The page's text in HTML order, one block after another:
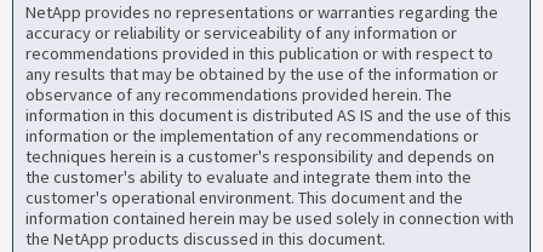
NetApp provides no representations or warranties regarding the
accuracy or reliability or serviceability of any information or
recommendations provided in this publication or with respect to
any results that may be obtained by the use of the information or
observance of any recommendations provided herein. The
information in this document is distributed AS IS and the use of this
information or the implementation of any recommendations or
techniques herein is a customer's responsibility and depends on
the customer's ability to evaluate and integrate them into the
customer's operational environment. This document and the
information contained herein may be used solely in connection with
the NetApp products discussed in this document.